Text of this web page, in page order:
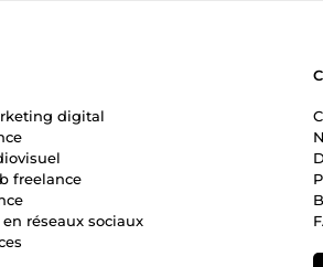
digital
freelance
réseaux sociaux